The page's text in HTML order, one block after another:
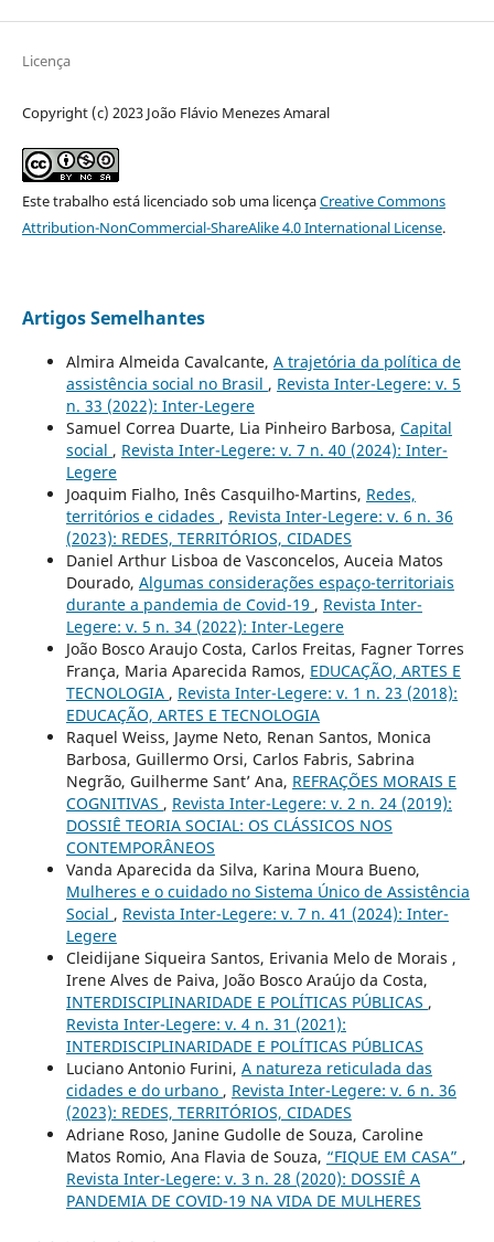
Licença
Copyright (c) 2023 João Flávio Menezes Amaral
Este trabalho está licenciado sob uma licençaCreative Commons
Attribution-NonCommercial-ShareAlike 4.0 International License.
Artigos Semelhantes
Almira Almeida Cavalcante, A trajetória da política de
assistência social no Brasil , Revista Inter-Legere: v. 5
n. 33 (2022): Inter-Legere
Samuel Correa Duarte, Lia Pinheiro Barbosa, Capital
social , Revista Inter-Legere: v. 7 n. 40 (2024): Inter-
Legere
Joaquim Fialho, Inês Casquilho-Martins, Redes,
territórios e cidades , Revista Inter-Legere: v. 6 n. 36
(2023): REDES, TERRITÓRIOS, CIDADES
Daniel Arthur Lisboa de Vasconcelos, Auceia Matos
Dourado, Algumas considerações espaço-territoriais
durante a pandemia de Covid-19 , Revista Inter-
Legere: v. 5 n. 34 (2022): Inter-Legere
João Bosco Araujo Costa, Carlos Freitas, Fagner Torres
França, Maria Aparecida Ramos, EDUCAÇÃO, ARTES E
TECNOLOGIA , Revista Inter-Legere: v. 1 n. 23 (2018):
EDUCAÇÃO, ARTES E TECNOLOGIA
Raquel Weiss, Jayme Neto, Renan Santos, Monica
Barbosa, Guillermo Orsi, Carlos Fabris, Sabrina
Negrão, Guilherme Sant’ Ana, REFRAÇÕES MORAIS E
COGNITIVAS , Revista Inter-Legere: v. 2 n. 24 (2019):
DOSSIÊ TEORIA SOCIAL: OS CLÁSSICOS NOS
CONTEMPORÂNEOS
Vanda Aparecida da Silva, Karina Moura Bueno,
Mulheres e o cuidado no Sistema Único de Assistência
Social , Revista Inter-Legere: v. 7 n. 41 (2024): Inter-
Legere
Cleidijane Siqueira Santos, Erivania Melo de Morais ,
Irene Alves de Paiva, João Bosco Araújo da Costa,
INTERDISCIPLINARIDADE E POLÍTICAS PÚBLICAS ,
Revista Inter-Legere: v. 4 n. 31 (2021):
INTERDISCIPLINARIDADE E POLÍTICAS PÚBLICAS
Luciano Antonio Furini, A natureza reticulada das
cidades e do urbano , Revista Inter-Legere: v. 6 n. 36
(2023): REDES, TERRITÓRIOS, CIDADES
Adriane Roso, Janine Gudolle de Souza, Caroline
Matos Romio, Ana Flavia de Souza, “FIQUE EM CASA” ,
Revista Inter-Legere: v. 3 n. 28 (2020): DOSSIÊ A
PANDEMIA DE COVID-19 NA VIDA DE MULHERES